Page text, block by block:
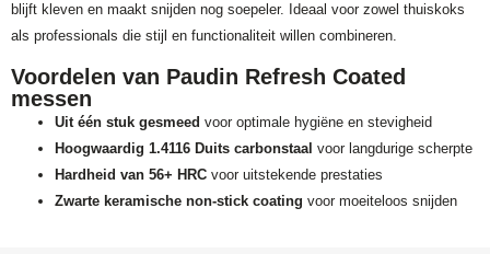
blijft kleven en maakt snijden nog soepeler. Ideaal voor zowel thuiskoks
als professionals die stijl en functionaliteit willen combineren.
Voordelen van Paudin Refresh Coated
messen
Uit één stuk gesmeed voor optimale hygiëne en stevigheid
Hoogwaardig 1.4116 Duits carbonstaal voor langdurige scherpte
Hardheid van 56+ HRC voor uitstekende prestaties
Zwarte keramische non-stick coating voor moeiteloos snijden